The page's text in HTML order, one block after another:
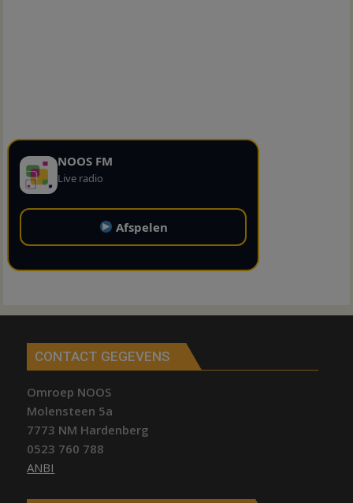
NOOS FM
Live radio
Afspelen
CONTACT GEGEVENS
Omroep NOOS
Molensteen 5a
7773 NM Hardenberg
0523 760 788
ANBI